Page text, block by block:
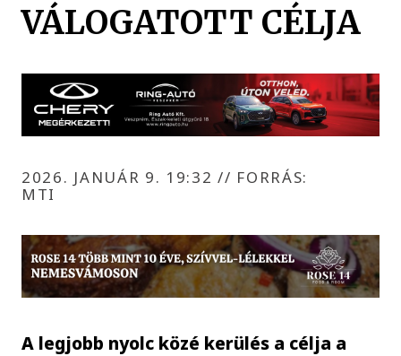
VÁLOGATOTT CÉLJA
2026. JANUÁR 9. 19:32// FORRÁS:
MTI
A legjobb nyolc közé kerülés a célja a